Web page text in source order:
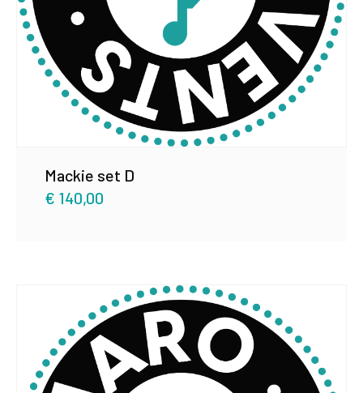
Mackie set D
€ 140,00